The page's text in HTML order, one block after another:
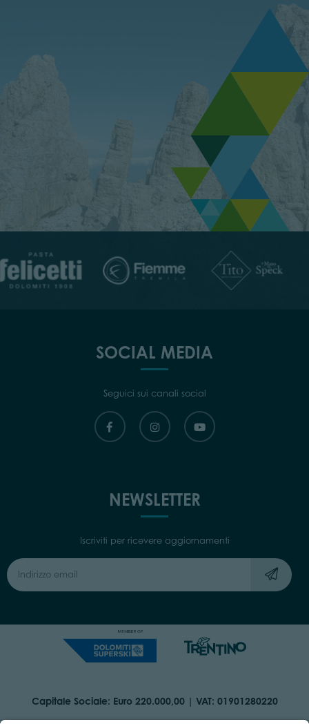
SOCIAL MEDIA
Seguici sui canali social
NEWSLETTER
Iscriviti per ricevere aggiornamenti
Capitale Sociale: Euro 220.000,00 | VAT: 01901280220